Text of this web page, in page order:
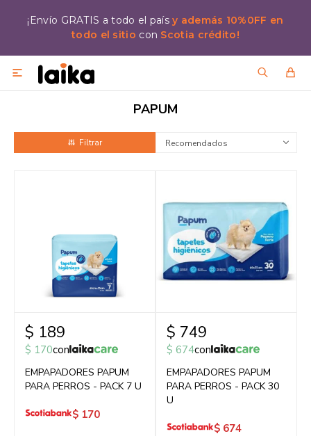
¡Envío GRATIS a todo el paísy además 10%0FF en
todo el sitio con Scotia crédito!

PAPUM
Recomendados
$ 189
$ 170con
EMPAPADORES PAPUM
PARA PERROS - PACK 7 U
$ 170
$ 749
$ 674con
EMPAPADORES PAPUM
PARA PERROS - PACK 30
U
$ 674